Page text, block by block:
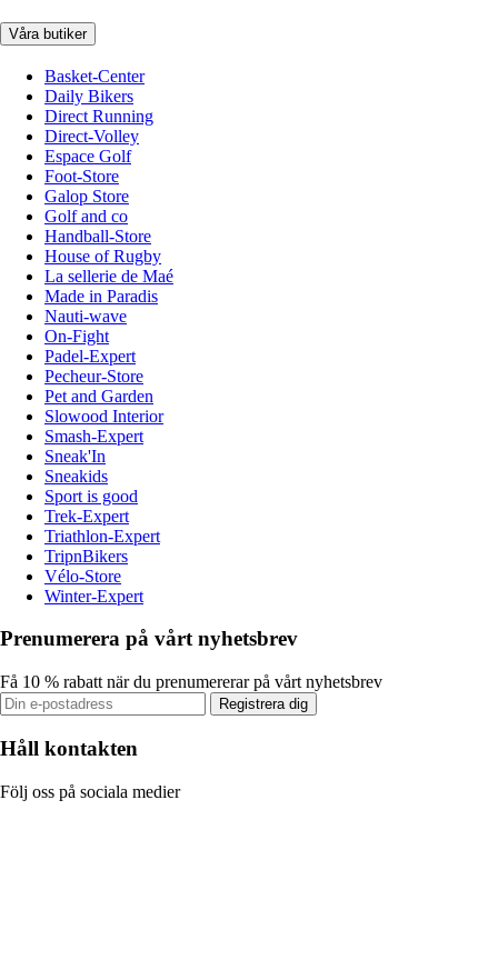
Våra butiker
Basket-Center
Daily Bikers
Direct Running
Direct-Volley
Espace Golf
Foot-Store
Galop Store
Golf and co
Handball-Store
House of Rugby
La sellerie de Maé
Made in Paradis
Nauti-wave
On-Fight
Padel-Expert
Pecheur-Store
Pet and Garden
Slowood Interior
Smash-Expert
Sneak'In
Sneakids
Sport is good
Trek-Expert
Triathlon-Expert
TripnBikers
Vélo-Store
Winter-Expert
Prenumerera på vårt nyhetsbrev
Få 10 % rabatt när du prenumererar på vårt nyhetsbrev
Registrera dig
Håll kontakten
Följ oss på sociala medier